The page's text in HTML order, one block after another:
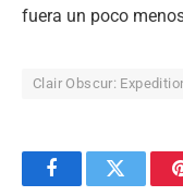
fuera un poco
Clair Obscur:
FacebookTwitter